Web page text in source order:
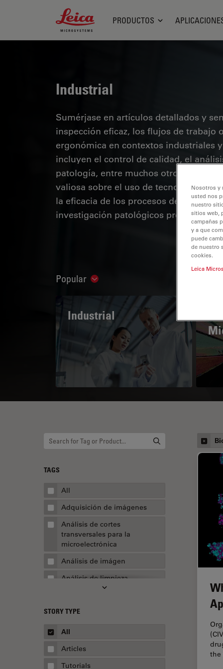
Leica Microsystems Logo
PRODUCTOS
Industrial
Sumérjase en artículos detallados y
inspección eficaz, los flujos de trabajo
ergonómica en contextos industriales
incluyen el control de calidad, el
patología, entre muchos otros. Este es
valiosa sobre el uso de tecnologías
la eficacia de los procesos de
investigación patológicos precisos.
Popular Show subnavigation
Industrial
TAGS
All
Adquisición de imágenes
Análisis de cortes
transversales para la
microelectrónica
Análisis de imágen
Análisis de limpieza
Apertura numérica
AR Surgery
Automoción y transporte
Biofarmacia
STORY TYPE
All
Articles
Tutorials
the
Nosotros y
usted nos
nuestro
sitios web,
campañas
y a que
puede
de nuestro
cookies.
Leica